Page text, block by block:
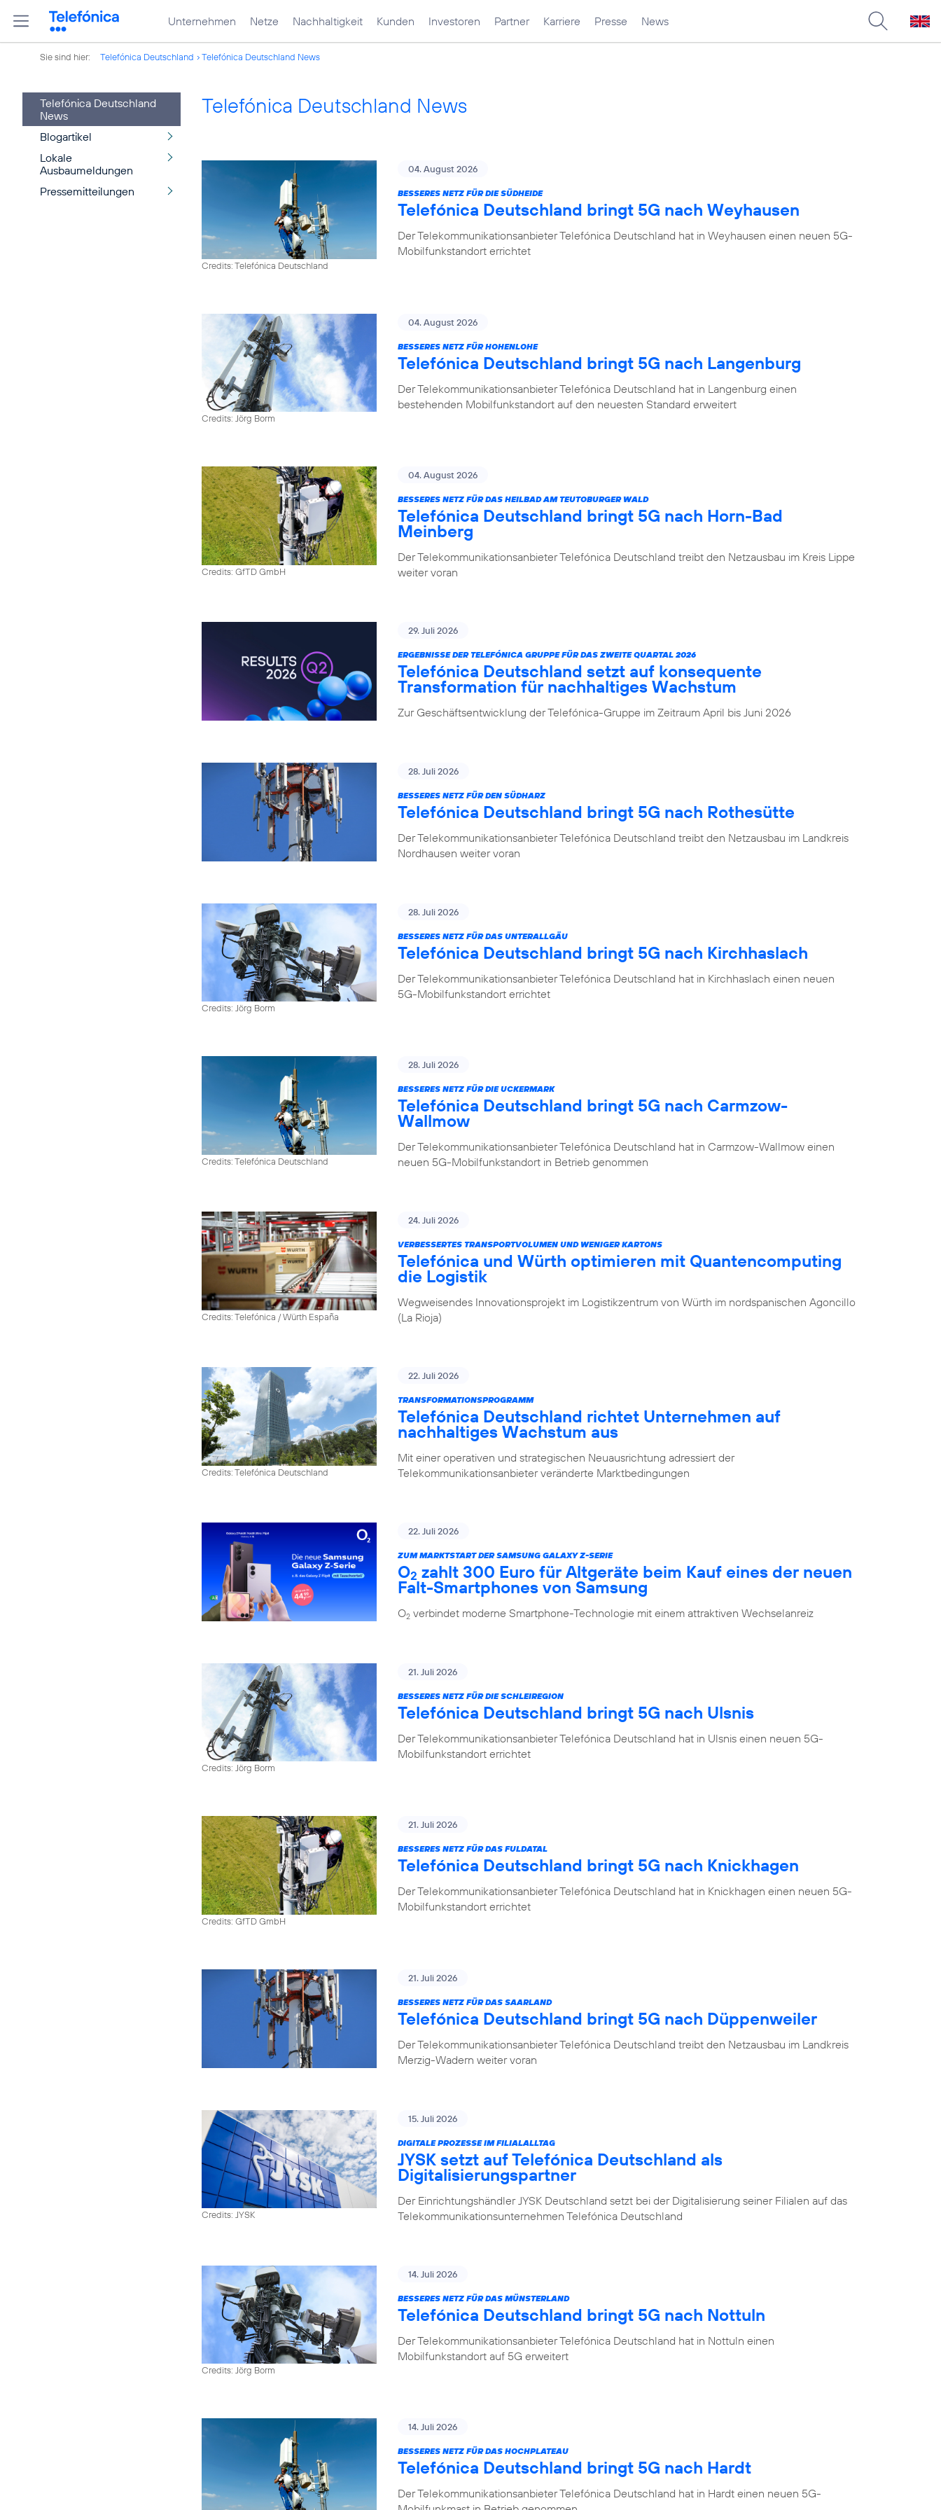
Unternehmen Netze Nachhaltigkeit Kunden Investoren Partner Karriere Presse News
Sie sind hier: Telefónica Deutschland Telefónica Deutschland News
Telefónica Deutschland
News
Blogartikel
Lokale
Ausbaumeldungen
Pressemitteilungen
Telefónica Deutschland News
Credits: Telefónica Deutschland
04. August 2026
BESSERES NETZ FÜR DIE SÜDHEIDE
Telefónica Deutschland bringt 5G nach Weyhausen
Der Telekommunikationsanbieter Telefónica Deutschland hat in Weyhausen einen neuen 5G-
Mobilfunkstandort errichtet
Credits: Jörg Borm
04. August 2026
BESSERES NETZ FÜR HOHENLOHE
Telefónica Deutschland bringt 5G nach Langenburg
Der Telekommunikationsanbieter Telefónica Deutschland hat in Langenburg einen
bestehenden Mobilfunkstandort auf den neuesten Standard erweitert
Credits: GfTD GmbH
04. August 2026
BESSERES NETZ FÜR DAS HEILBAD AM TEUTOBURGER WALD
Telefónica Deutschland bringt 5G nach Horn-Bad
Meinberg
Der Telekommunikationsanbieter Telefónica Deutschland treibt den Netzausbau im Kreis Lippe
weiter voran
29. Juli 2026
ERGEBNISSE DER TELEFÓNICA GRUPPE FÜR DAS ZWEITE QUARTAL 2026
Telefónica Deutschland setzt auf konsequente
Transformation für nachhaltiges Wachstum
Zur Geschäftsentwicklung der Telefónica-Gruppe im Zeitraum April bis Juni 2026
28. Juli 2026
BESSERES NETZ FÜR DEN SÜDHARZ
Telefónica Deutschland bringt 5G nach Rothesütte
Der Telekommunikationsanbieter Telefónica Deutschland treibt den Netzausbau im Landkreis
Nordhausen weiter voran
Credits: Jörg Borm
28. Juli 2026
BESSERES NETZ FÜR DAS UNTERALLGÄU
Telefónica Deutschland bringt 5G nach Kirchhaslach
Der Telekommunikationsanbieter Telefónica Deutschland hat in Kirchhaslach einen neuen
5G-Mobilfunkstandort errichtet
Credits: Telefónica Deutschland
28. Juli 2026
BESSERES NETZ FÜR DIE UCKERMARK
Telefónica Deutschland bringt 5G nach Carmzow-
Wallmow
Der Telekommunikationsanbieter Telefónica Deutschland hat in Carmzow-Wallmow einen
neuen 5G-Mobilfunkstandort in Betrieb genommen
Credits: Telefónica / Würth España
24. Juli 2026
VERBESSERTES TRANSPORTVOLUMEN UND WENIGER KARTONS
Telefónica und Würth optimieren mit Quantencomputing
die Logistik
Wegweisendes Innovationsprojekt im Logistikzentrum von Würth im nordspanischen Agoncillo
(La Rioja)
Credits: Telefónica Deutschland
22. Juli 2026
TRANSFORMATIONSPROGRAMM
Telefónica Deutschland richtet Unternehmen auf
nachhaltiges Wachstum aus
Mit einer operativen und strategischen Neuausrichtung adressiert der
Telekommunikationsanbieter veränderte Marktbedingungen
22. Juli 2026
ZUM MARKTSTART DER SAMSUNG GALAXY Z-SERIE
O2 zahlt 300 Euro für Altgeräte beim Kauf eines der neuen
Falt-Smartphones von Samsung
O2 verbindet moderne Smartphone-Technologie mit einem attraktiven Wechselanreiz
Credits: Jörg Borm
21. Juli 2026
BESSERES NETZ FÜR DIE SCHLEIREGION
Telefónica Deutschland bringt 5G nach Ulsnis
Der Telekommunikationsanbieter Telefónica Deutschland hat in Ulsnis einen neuen 5G-
Mobilfunkstandort errichtet
Credits: GfTD GmbH
21. Juli 2026
BESSERES NETZ FÜR DAS FULDATAL
Telefónica Deutschland bringt 5G nach Knickhagen
Der Telekommunikationsanbieter Telefónica Deutschland hat in Knickhagen einen neuen 5G-
Mobilfunkstandort errichtet
21. Juli 2026
BESSERES NETZ FÜR DAS SAARLAND
Telefónica Deutschland bringt 5G nach Düppenweiler
Der Telekommunikationsanbieter Telefónica Deutschland treibt den Netzausbau im Landkreis
Merzig-Wadern weiter voran
Credits: JYSK
15. Juli 2026
DIGITALE PROZESSE IM FILIALALLTAG
JYSK setzt auf Telefónica Deutschland als
Digitalisierungspartner
Der Einrichtungshändler JYSK Deutschland setzt bei der Digitalisierung seiner Filialen auf das
Telekommunikationsunternehmen Telefónica Deutschland
Credits: Jörg Borm
14. Juli 2026
BESSERES NETZ FÜR DAS MÜNSTERLAND
Telefónica Deutschland bringt 5G nach Nottuln
Der Telekommunikationsanbieter Telefónica Deutschland hat in Nottuln einen
Mobilfunkstandort auf 5G erweitert
14. Juli 2026
BESSERES NETZ FÜR DAS HOCHPLATEAU
Telefónica Deutschland bringt 5G nach Hardt
Der Telekommunikationsanbieter Telefónica Deutschland hat in Hardt einen neuen 5G-